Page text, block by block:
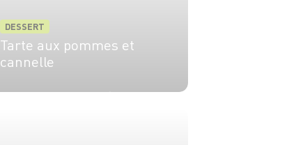
DESSERT
Tarte aux pommes et
cannelle